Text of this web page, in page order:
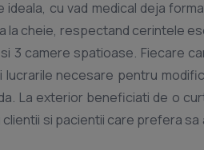
ideala, cu vad medical deja
la cheie, respectand cerintele
3 camere spatioase. Fiecare
lucrarile necesare pentru
La exterior beneficiati de o
clientii si pacientii care prefera